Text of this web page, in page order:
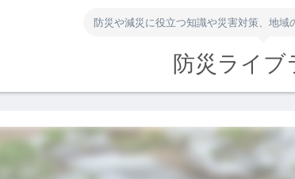
防災や減災に役立つ知識や災害対策、地域
防災ライブ